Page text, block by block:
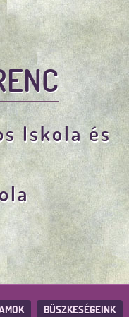
Iskola és
BÜSZKESÉGEINK